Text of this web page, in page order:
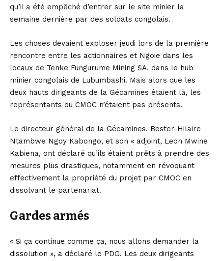
qu’il a été empêché d’entrer sur le site minier la
semaine dernière par des soldats congolais.
Les choses devaient exploser jeudi lors de la première
rencontre entre les actionnaires et Ngoie dans les
locaux de Tenke Fungurume Mining SA, dans le hub
minier congolais de Lubumbashi. Mais alors que les
deux hauts dirigeants de la Gécamines étaient là, les
représentants du CMOC n’étaient pas présents.
Le directeur général de la Gécamines, Bester-Hilaire
Ntambwe Ngoy Kabongo, et son « adjoint, Leon Mwine
Kabiena, ont déclaré qu’ils étaient prêts à prendre des
mesures plus drastiques, notamment en révoquant
effectivement la propriété du projet par CMOC en
dissolvant le partenariat.
Gardes armés
« Si ça continue comme ça, nous allons demander la
dissolution », a déclaré le PDG. Les deux dirigeants